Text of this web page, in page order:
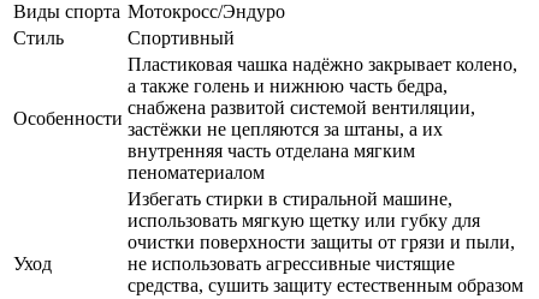
Виды спорта Мотокросс/Эндуро
Стиль
Спортивный
Особенности
Пластиковая чашка надёжно закрывает колено,
а также голень и нижнюю часть бедра,
снабжена развитой системой вентиляции,
застёжки не цепляются за штаны, а их
внутренняя часть отделана мягким
пеноматериалом
Уход
Избегать стирки в стиральной машине,
использовать мягкую щетку или губку для
очистки поверхности защиты от грязи и пыли,
не использовать агрессивные чистящие
средства, сушить защиту естественным образом